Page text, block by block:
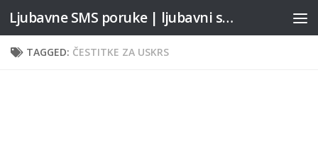
Skip to content Ljubavne SMS poruke | ljubavni stihovi
TAGGED: ČESTITKE ZA USKRS